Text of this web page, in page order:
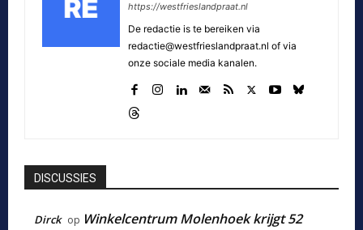
https://westfrieslandpraat.nl
De redactie is te bereiken via
redactie@westfrieslandpraat.nl of via
onze sociale media kanalen.
DISCUSSIES
Dirck op Winkelcentrum Molenhoek krijgt 52